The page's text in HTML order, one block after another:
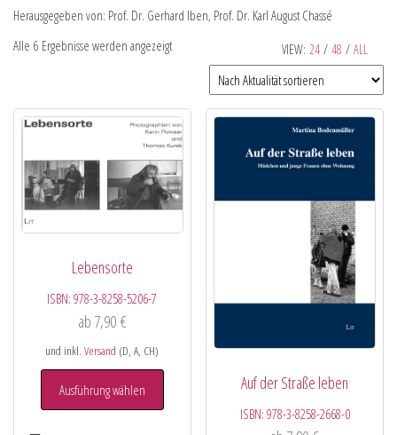
Herausgegeben von: Prof. Dr. Gerhard Iben, Prof. Dr. Karl August Chassé
VIEW: 24 / 48 / ALL
Alle 6 Ergebnisse werden angezeigt
Lebensorte
ISBN:978-3-8258-5206-7
ab 7,90 €
und inkl.Versand (D, A, CH)
Ausführung wählen Auf der Straße leben
ISBN: 978-3-8258-2668-0